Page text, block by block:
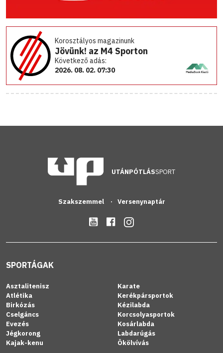
Korosztályos magazinunk
Jövünk! az M4 Sporton
Következő adás:
2026. 08. 02. 07:30
UTÁNPÓTLÁSSPORT
Szakszemmel Versenynaptár
SPORTÁGAK
Asztalitenisz
Atlétika
Birkózás
Cselgáncs
Evezés
Jégkorong
Kajak-kenu
Karate
Kerékpársportok
Kézilabda
Korcsolyasportok
Kosárlabda
Labdarúgás
Ökölvívás